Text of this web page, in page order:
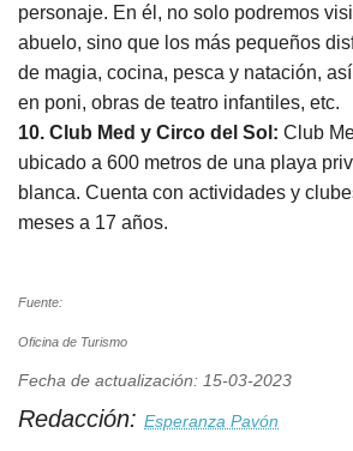
personaje. En él, no solo podremos
abuelo, sino que los más pequeños
de magia, cocina, pesca y natación,
en poni, obras de teatro infantiles, etc.
10. Club Med y Circo del Sol: Club
ubicado a 600 metros de una playa
blanca. Cuenta con actividades y
meses a 17 años.
Fuente:
Oficina de Turismo
Fecha de actualización: 15-03-2023
Redacción: Esperanza Pavón